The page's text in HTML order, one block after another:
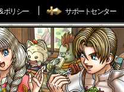
ポリシー サポートセンター